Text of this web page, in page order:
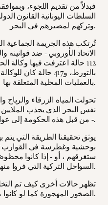
فبدلاً من تقديم اللجوء،
السلطات اليونانية القانون
وتركهم لمصيرهم في البحر.
تُرتكب هذه الجريمة الجماعية
الاتحاد الأوروبي - ضد قوانينه
112 حالة اعترفت فيها وكالة
بالعمليات المحلية المتعلقة بها.
تحولت المياه الزرقاء والرياح
نفس البحر الذي يجذب
- من قبل هذه الحكومة إلى عوامل لنقل الناس.
يوثق تحقيقنا الطريقة التي
بوحشية وغطرسة في القوارب
ستغرقهم ، أو - إذا كانوا
السواحل التركية التي فروا منها.
تظهر حالات أخرى كيف تم
الصخور المهجورة كما لو كانوا مجرمين.